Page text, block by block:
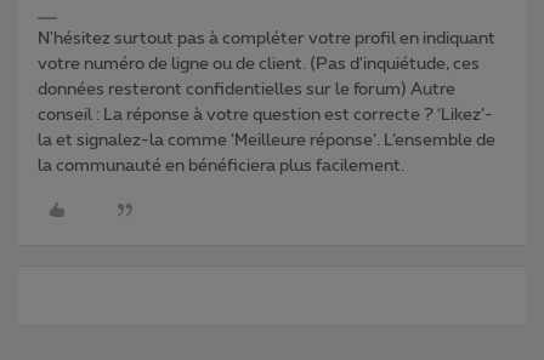
N'hésitez surtout pas à compléter votre profil en indiquant
votre numéro de ligne ou de client. (Pas d'inquiétude, ces
données resteront confidentielles sur le forum) Autre
conseil : La réponse à votre question est correcte ? ‘Likez’-
la et signalez-la comme ‘Meilleure réponse’. L’ensemble de
la communauté en bénéficiera plus facilement.